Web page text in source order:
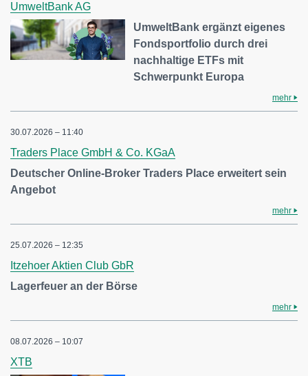
UmweltBank AG
UmweltBank ergänzt eigenes
Fondsportfolio durch drei
nachhaltige ETFs mit
Schwerpunkt Europa
mehr
30.07.2026 – 11:40
Traders Place GmbH & Co. KGaA
Deutscher Online-Broker Traders Place erweitert sein
Angebot
mehr
25.07.2026 – 12:35
Itzehoer Aktien Club GbR
Lagerfeuer an der Börse
mehr
08.07.2026 – 10:07
XTB